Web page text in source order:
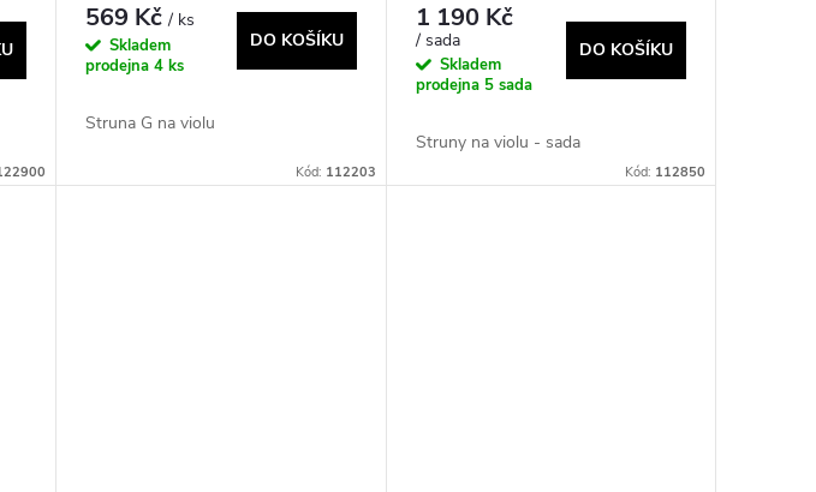
569 Kč/ ks
Skladem
prodejna4 ks
DO KOŠÍKU
Struna G na violu
Kód: 112203
1 190 Kč
/ sada
Skladem
prodejna 5 sada
DO KOŠÍKU
Struny na violu - sada
Kód: 112850